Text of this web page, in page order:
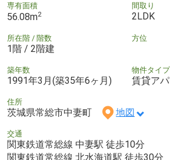
専有面積
56.08m2
間取り
2LDK
所在階 / 階数
1階 / 2階建
方位
築年数
1991年3月(築35年6ヶ月)
物件タイプ
賃貸アパ
住所
茨城県常総市中妻町 地図
交通
関東鉄道常総線 中妻駅 徒歩10分
関東鉄道常総線 北水海道駅 徒歩30分